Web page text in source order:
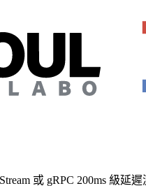
或 gRPC 200ms 級延